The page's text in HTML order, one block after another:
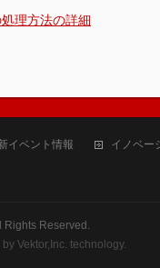
理方法の詳細
イベント情報 イノベー
Rights Reserved.
by Vektor,Inc. technology.